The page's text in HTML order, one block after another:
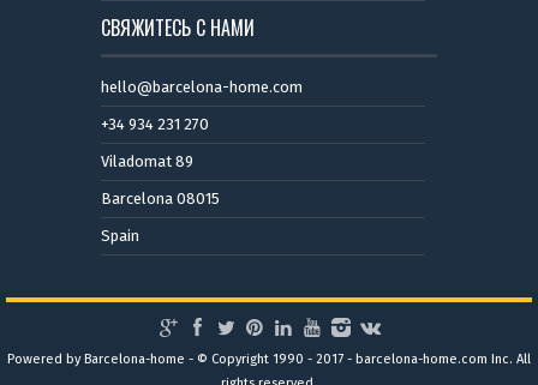
СВЯЖИТЕСЬ С НАМИ
hello@barcelona-home.com
+34 934 231 270
Viladomat 89
Barcelona 08015
Spain
Powered by Barcelona-home - © Copyright 1990 - 2017 - barcelona-home.com Inc. All